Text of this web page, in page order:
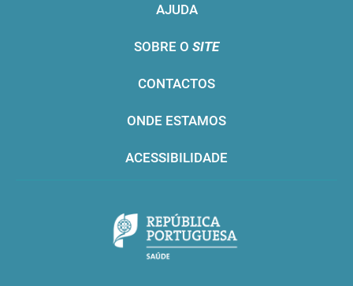
AJUDA
SOBRE O SITE
CONTACTOS
ONDE ESTAMOS
ACESSIBILIDADE